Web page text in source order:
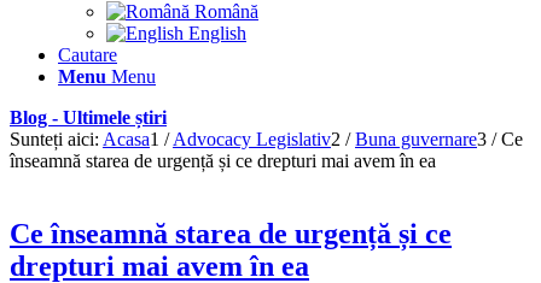
Română
English
Cautare
Menu Menu
Blog - Ultimele știri
Sunteți aici: Acasa1 / Advocacy Legislativ2 / Buna guvernare3 / Ce
înseamnă starea de urgență și ce drepturi mai avem în ea
Ce înseamnă starea de urgență și ce
drepturi mai avem în ea